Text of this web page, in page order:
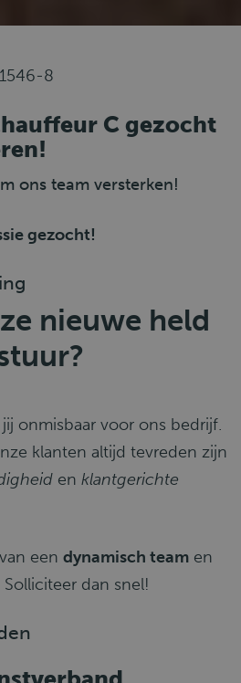
8
C gezocht
ons team versterken!
gezocht!
nieuwe held
onmisbaar voor ons bedrijf.
klanten altijd tevreden zijn
en klantgerichte
een dynamisch team en
dan snel!